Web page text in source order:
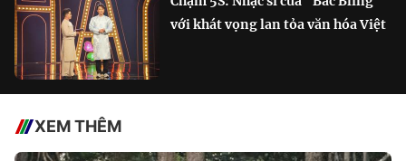
với khát vọng lan tỏa văn hóa Việt
XEM THÊM